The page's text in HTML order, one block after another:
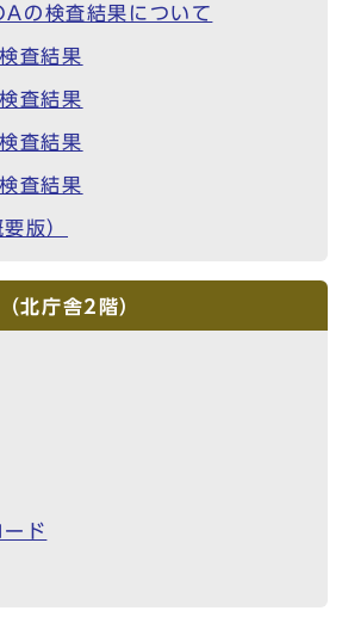
の検査結果について
査結果
査結果
査結果
査結果
版）
北庁舎2階）
ド